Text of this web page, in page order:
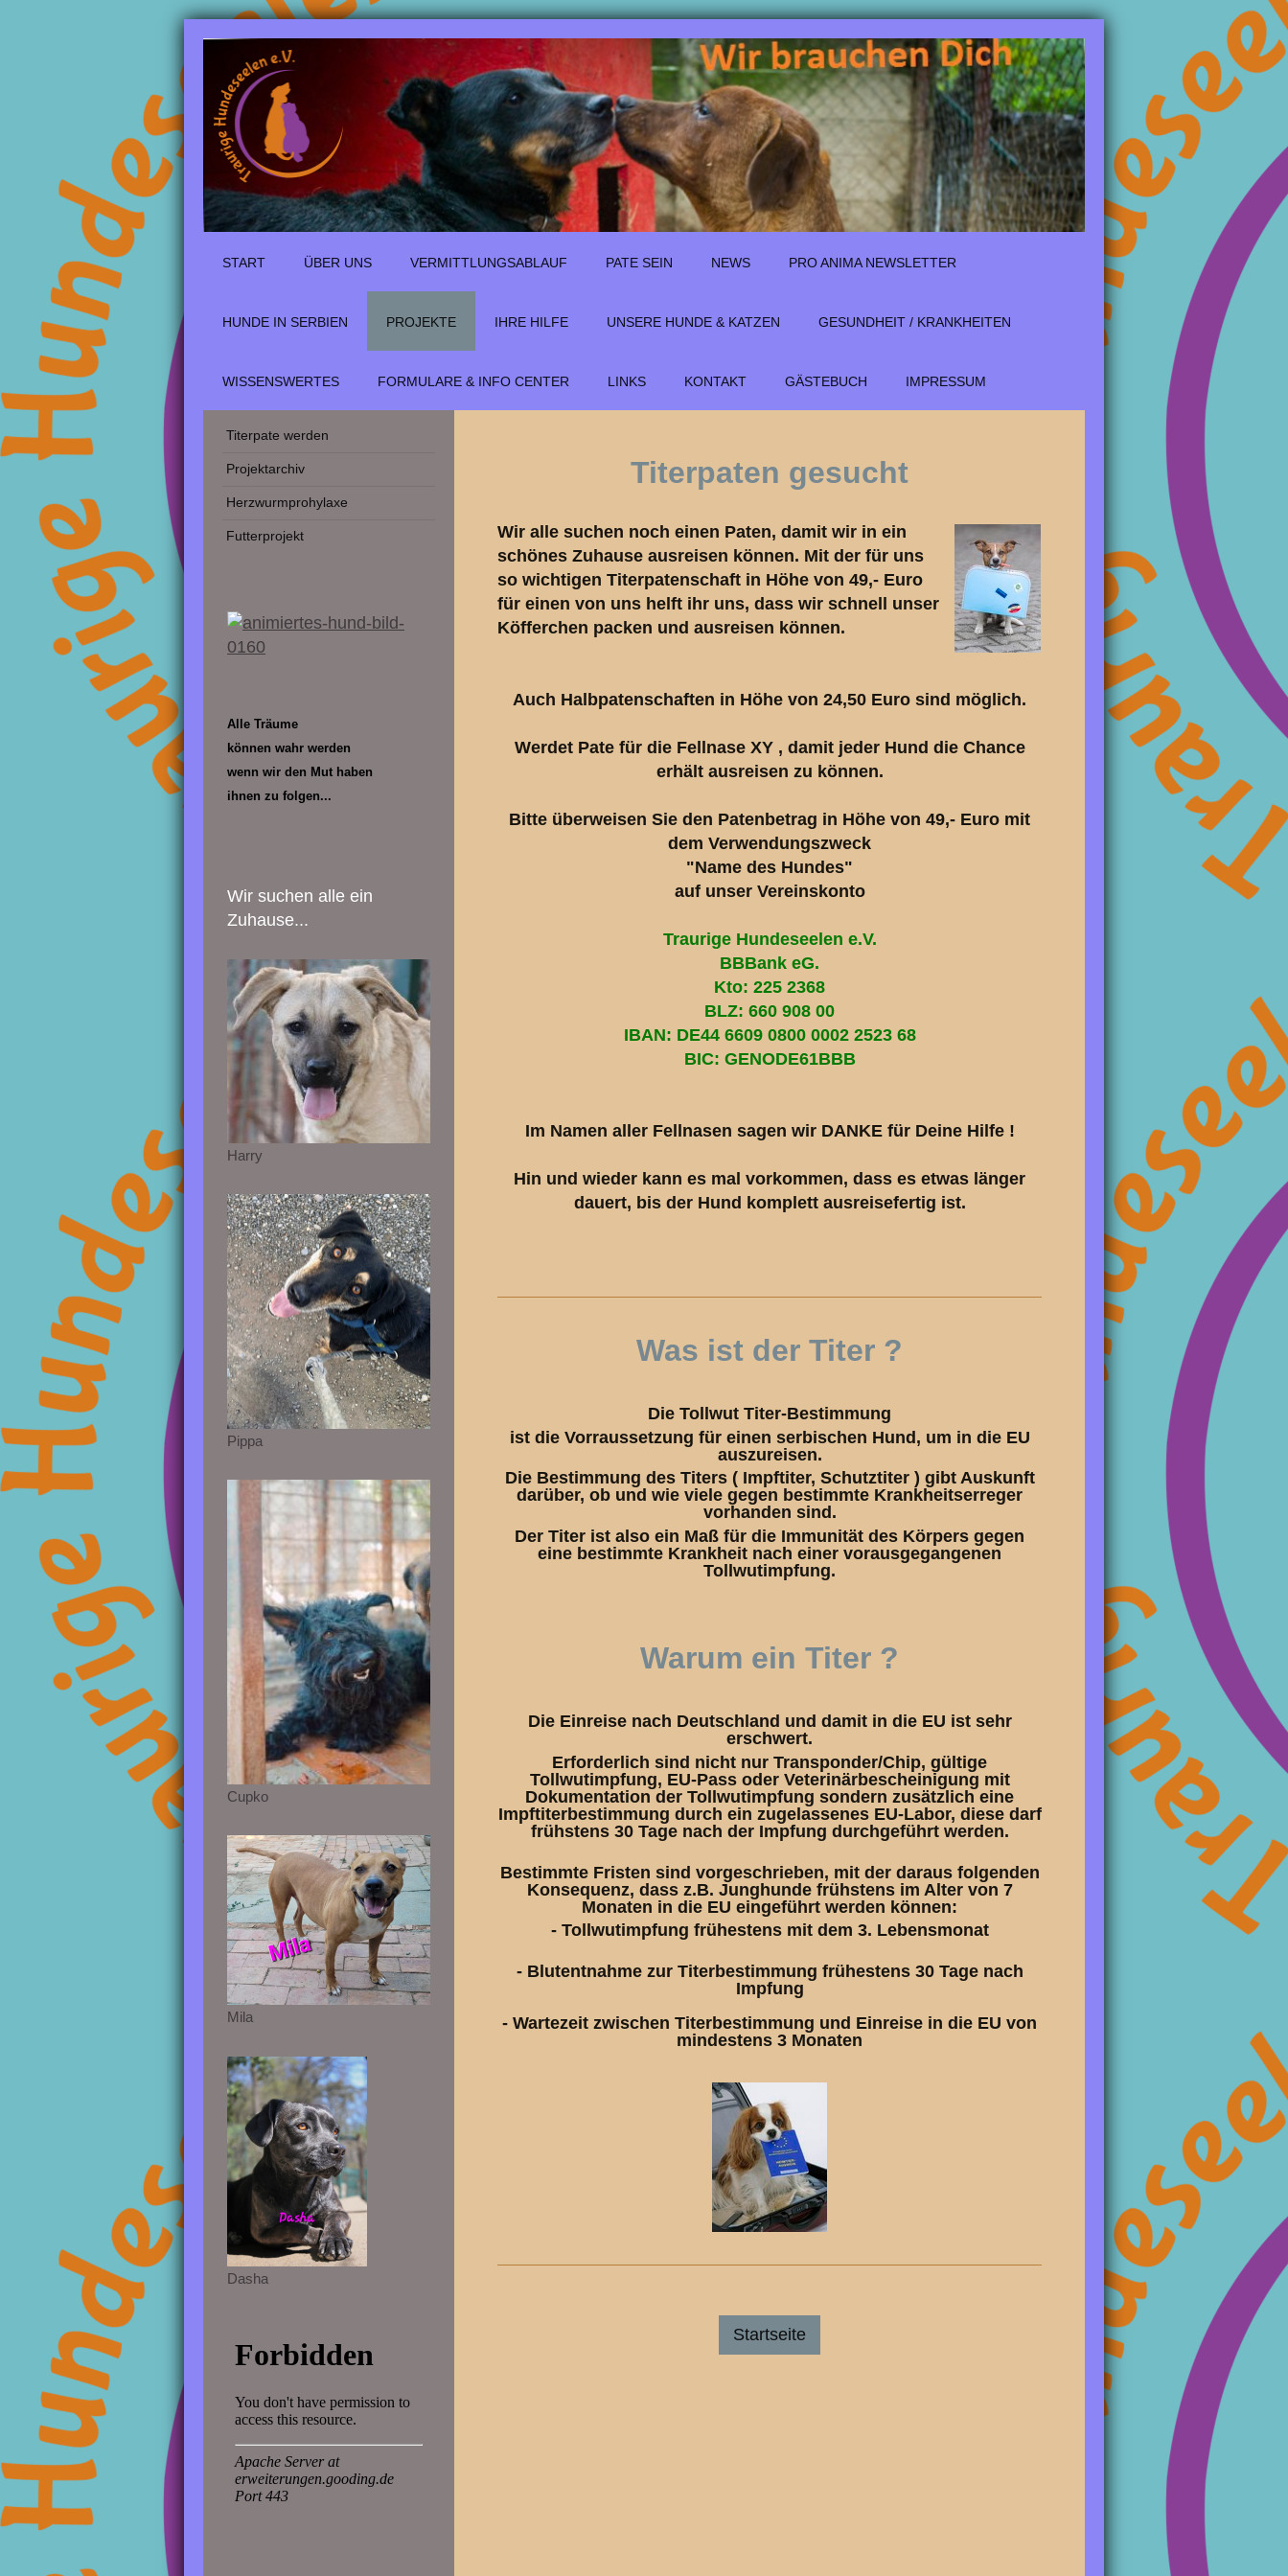
START ÜBER UNS VERMITTLUNGSABLAUF PATE SEIN NEWS PRO ANIMA NEWSLETTER
HUNDE IN SERBIEN PROJEKTE IHRE HILFE UNSERE HUNDE & KATZEN GESUNDHEIT / KRANKHEITEN
WISSENSWERTES FORMULARE & INFO CENTER LINKS KONTAKT GÄSTEBUCH IMPRESSUM
Titerpaten gesucht
Wir alle suchen noch einen Paten, damit wir in ein
schönes Zuhause ausreisen können. Mit der für uns
so wichtigen Titerpatenschaft in Höhe von 49,- Euro
für einen von uns helft ihr uns, dass wir schnell unser
Köfferchen packen und ausreisen können.
Auch Halbpatenschaften in Höhe von 24,50 Euro sind möglich.
Werdet Pate für die Fellnase XY , damit jeder Hund die Chance
erhält ausreisen zu können.
Bitte überweisen Sie den Patenbetrag in Höhe von 49,- Euro mit
dem Verwendungszweck
"Name des Hundes"
auf unser Vereinskonto
Traurige Hundeseelen e.V.
BBBank eG.
Kto: 225 2368
BLZ: 660 908 00
IBAN: DE44 6609 0800 0002 2523 68
BIC: GENODE61BBB
Im Namen aller Fellnasen sagen wir DANKE für Deine Hilfe !
Hin und wieder kann es mal vorkommen, dass es etwas länger
dauert, bis der Hund komplett ausreisefertig ist.
Was ist der Titer ?
Die Tollwut Titer-Bestimmung
ist die Vorraussetzung für einen serbischen Hund, um in die EU
auszureisen.
Die Bestimmung des Titers ( Impftiter, Schutztiter ) gibt Auskunft
darüber, ob und wie viele gegen bestimmte Krankheitserreger
vorhanden sind.
Der Titer ist also ein Maß für die Immunität des Körpers gegen
eine bestimmte Krankheit nach einer vorausgegangenen
Tollwutimpfung.
Warum ein Titer ?
Die Einreise nach Deutschland und damit in die EU ist sehr
erschwert.
Erforderlich sind nicht nur Transponder/Chip, gültige
Tollwutimpfung, EU-Pass oder Veterinärbescheinigung mit
Dokumentation der Tollwutimpfung sondern zusätzlich eine
Impftiterbestimmung durch ein zugelassenes EU-Labor, diese darf
frühstens 30 Tage nach der Impfung durchgeführt werden.
Bestimmte Fristen sind vorgeschrieben, mit der daraus folgenden
Konsequenz, dass z.B. Junghunde frühstens im Alter von 7
Monaten in die EU eingeführt werden können:
- Tollwutimpfung frühestens mit dem 3. Lebensmonat
- Blutentnahme zur Titerbestimmung frühestens 30 Tage nach
Impfung
- Wartezeit zwischen Titerbestimmung und Einreise in die EU von
mindestens 3 Monaten
Startseite
Titerpate werden
Projektarchiv
Herzwurmprohylaxe
Futterprojekt
Alle Träume
können wahr werden
wenn wir den Mut haben
ihnen zu folgen...
Wir suchen alle ein
Zuhause...
Harry
Pippa
Cupko
Mila
Dasha